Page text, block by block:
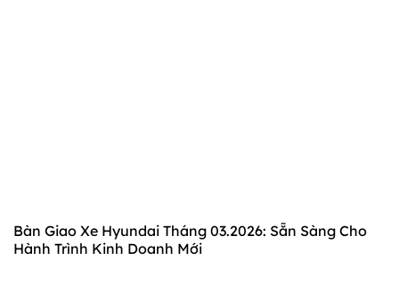
Bàn Giao Xe Hyundai Tháng 03.2026: Sẵn Sàng Cho
Hành Trình Kinh Doanh Mới